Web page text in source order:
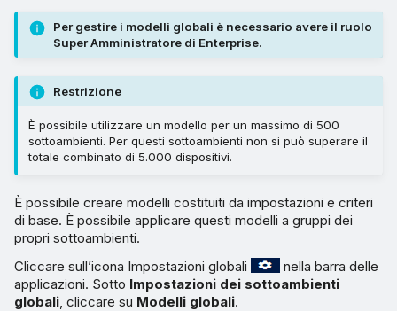
日本語
中文（繁體）
Per gestire i modelli globali è necessario avere il ruolo
Super Amministratore di Enterprise.
Restrizione
È possibile utilizzare un modello per un massimo di 500
sottoambienti. Per questi sottoambienti non si può superare il
totale combinato di 5.000 dispositivi.
È possibile creare modelli costituiti da impostazioni e criteri
di base. È possibile applicare questi modelli a gruppi dei
propri sottoambienti.
Cliccare sull’icona Impostazioni globali
nella barra delle
applicazioni. Sotto Impostazioni dei sottoambienti
globali, cliccare su Modelli globali.